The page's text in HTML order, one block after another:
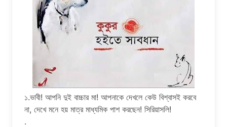
১.ভাবী! আপনি দুই বাচ্চার মা! আপনাকে দেখলে কেউ বিশ্বাসই করবে
না, দেখে মনে হয় মাত্র মাধ্যমিক পাশ করছেন! সিরিয়াসলি!
.